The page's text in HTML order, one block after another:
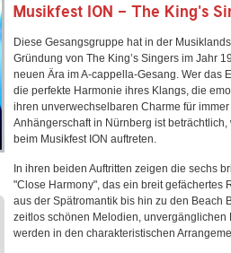
Musikfest ION - The King's
Diese Gesangsgruppe hat in der
Gründung von The King’s Singers im Jahr
neuen Ära im A-cappella-Gesang. Wer das
die perfekte Harmonie ihres Klangs, die
ihren unverwechselbaren Charme für
Anhängerschaft in Nürnberg ist
beim Musikfest ION auftreten.
In ihren beiden Auftritten zeigen die sechs
"Close Harmony", das ein breit gefächertes
aus der Spätromantik bis hin zu den Beach
zeitlos schönen Melodien,
werden in den charakteristischen